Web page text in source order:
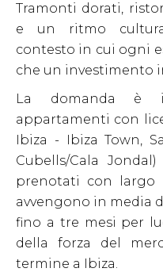
Tramonti dorati,
e un ritmo
contesto in cui ogni
che un investimento
La domanda è
appartamenti con
Ibiza - Ibiza Town,
Cubells/Cala
prenotati con largo
avvengono in media
fino a tre mesi per
della forza del
termine a Ibiza.